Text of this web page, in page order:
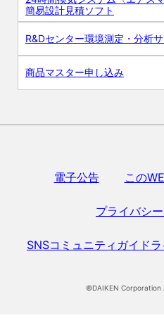
簡易設計見積ソフト
R&Dセンター環境測定・分析
商品マスター申し込み
電子公告 この
プライバシ
SNSコミュニティガイド
©DAIKEN Corporation